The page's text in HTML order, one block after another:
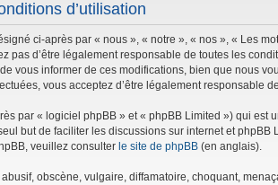
d’utilisation
ci-après par « nous », « notre », « nos », « Les
pas d’être légalement responsable de toutes les
vous informer de ces modifications, bien que nous
vous acceptez d’être légalement responsable
par « logiciel phpBB » et « phpBB Limited ») qui est
but de faciliter les discussions sur internet et
veuillez consulter le site de phpBB (en anglais).
obscène, vulgaire, diffamatoire, choquant,